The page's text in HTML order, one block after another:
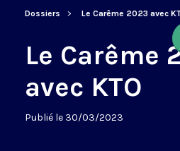
Dossiers Le Carême 2023 avec
Le Carême
avec KTO
Publié le 30/03/2023